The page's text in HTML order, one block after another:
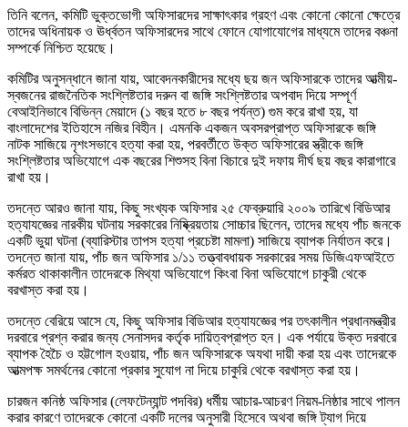
তিনি বলেন, কমিটি ভুক্তভোগী অফিসারদের সাক্ষাৎকার গ্রহণ এবং কোনো কোনো ক্ষেত্রে
তাদের অধিনায়ক ও ঊর্ধ্বতন অফিসারদের সাথে ফোনে যোগাযোগের মাধ্যমে তাদের বঞ্চনা
সম্পর্কে নিশ্চিত হয়েছে।
কমিটির অনুসন্ধানে জানা যায়, আবেদনকারীদের মধ্যে ছয় জন অফিসারকে তাদের আত্মীয়-
স্বজনের রাজনৈতিক সংশ্লিষ্টতার দরুন বা জঙ্গি সংশ্লিষ্টতার অপবাদ দিয়ে সম্পূর্ণ
বেআইনিভাবে বিভিন্ন মেয়াদে (১ বছর হতে ৮ বছর পর্যন্ত) গুম করে রাখা হয়, যা
বাংলাদেশের ইতিহাসে নজির বিহীন। এমনকি একজন অবসরপ্রাপ্ত অফিসারকে জঙ্গি
নাটক সাজিয়ে নৃশংসভাবে হত্যা করা হয়, পরবর্তীতে উক্ত অফিসারের স্ত্রীকে জঙ্গি
সংশ্লিষ্টতার অভিযোগে এক বছরের শিশুসহ বিনা বিচারে দুই দফায় দীর্ঘ ছয় বছর কারাগারে
রাখা হয়।
তদন্তে আরও জানা যায়, কিছু সংখ্যক অফিসার ২৫ ফেব্রুয়ারি ২০০৯ তারিখে বিডিআর
হত্যাযজ্ঞের নারকীয় ঘটনায় সরকারের নিষ্ক্রিয়তায় সোচ্চার ছিলেন, তাদের মধ্যে পাঁচ জনকে
একটি ভুয়া ঘটনা (ব্যারিস্টার তাপস হত্যা প্রচেষ্টা মামলা) সাজিয়ে ব্যাপক নির্যাতন করে।
তদন্তে জানা যায়, পাঁচ জন অফিসার ১/১১ তত্ত্বাবধায়ক সরকারের সময় ডিজিএফআইতে
কর্মরত থাকাকালীন তাদেরকে মিথ্যা অভিযোগে কিংবা বিনা অভিযোগে চাকুরী থেকে
বরখাস্ত করা হয়।
তদন্তে বেরিয়ে আসে যে, কিছু অফিসার বিডিআর হত্যাযজ্ঞের পর তৎকালীন প্রধানমন্ত্রীর
দরবারে প্রশ্ন করার জন্য সেনাসদর কর্তৃক দায়িত্বপ্রাপ্ত হন। এক পর্যায়ে উক্ত দরবারে
ব্যাপক হৈচৈ ও হট্টগোল হওয়ায়, পাঁচ জন অফিসারকে অযথা দায়ী করা হয় এবং তাদেরকে
আত্মপক্ষ সমর্থনের কোনো প্রকার সুযোগ না দিয়ে চাকুরি থেকে বরখাস্ত করা হয়।
চারজন কনিষ্ঠ অফিসার (লেফটেন্যান্ট পদবির) ধর্মীয় আচার-আচরণ নিয়ম-নিষ্ঠার সাথে পালন
করার কারণে তাদেরকে কোনো একটি দলের অনুসারী হিসেবে অথবা জঙ্গি ট্যাগ দিয়ে